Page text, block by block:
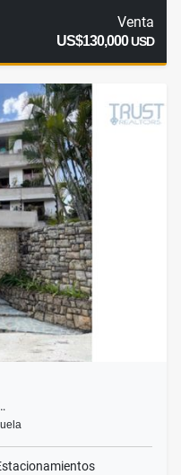
Venta
US$130,000USD